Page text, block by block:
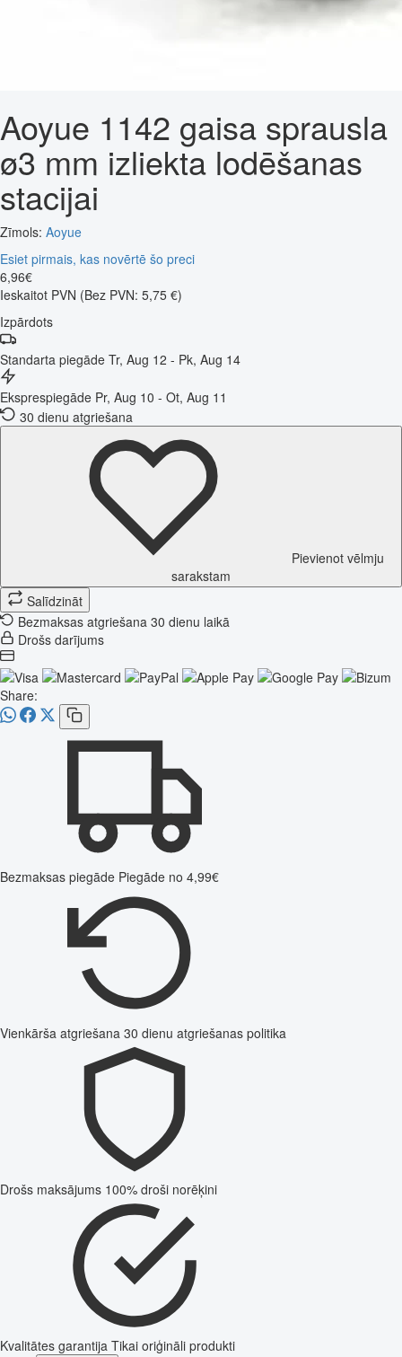
Aoyue 1142 gaisa sprausla
ø3 mm izliekta lodēšanas
stacijai
Zīmols: Aoyue
Esiet pirmais, kas novērtē šo preci
6,96€
Ieskaitot PVN (Bez PVN: 5,75 €)
Izpārdots
Standarta piegāde Tr, Aug 12 - Pk, Aug 14
Eksprespiegāde Pr, Aug 10 - Ot, Aug 11
30 dienu atgriešana
Pievienot vēlmju
sarakstam
Salīdzināt
Bezmaksas atgriešana 30 dienu laikā
Drošs darījums
Share:
Bezmaksas piegāde Piegāde no 4,99€
Vienkārša atgriešana 30 dienu atgriešanas politika
Drošs maksājums 100% droši norēķini
Kvalitātes garantija Tikai oriģināli produkti